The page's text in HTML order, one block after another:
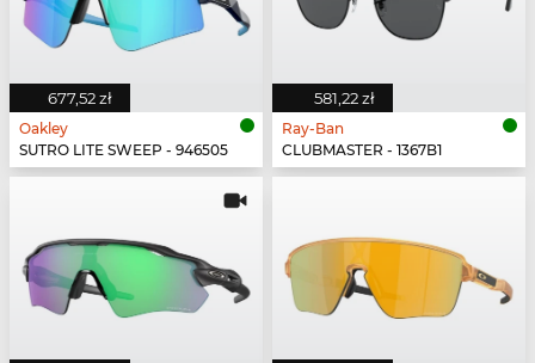
677,52 zł
Oakley
SUTRO LITE SWEEP - 946505
581,22 zł
Ray-Ban
CLUBMASTER - 1367B1